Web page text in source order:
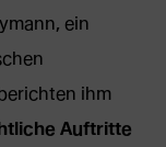
ein
ihm
Auftritte